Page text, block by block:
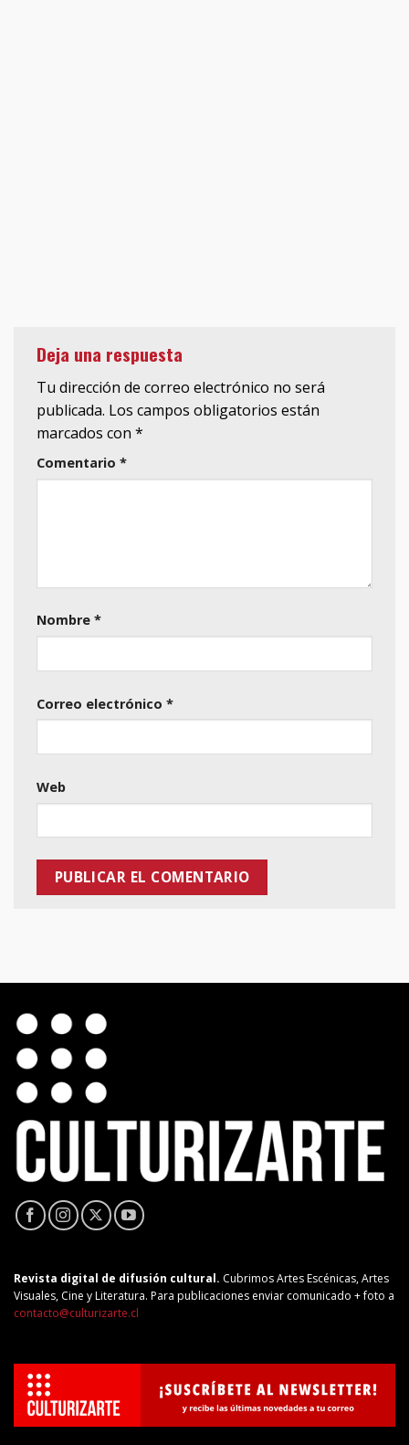
Deja una respuesta
Tu dirección de correo electrónico no será
publicada. Los campos obligatorios están
marcados con *
Comentario *
Nombre *
Correo electrónico *
Web
Revista digital de difusión cultural. Cubrimos Artes Escénicas, Artes
Visuales, Cine y Literatura. Para publicaciones enviar comunicado + foto a
contacto@culturizarte.cl